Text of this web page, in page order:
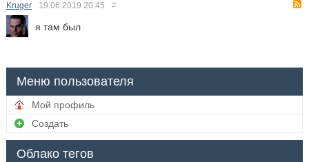
Kruger 19.06.2019 20:45 #
я там был
Меню пользователя
Мой профиль
Создать
Облако тегов